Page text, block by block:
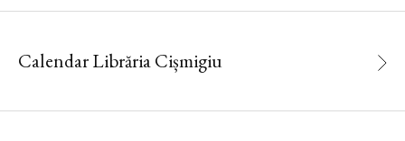
Calendar Librăria Cișmigiu